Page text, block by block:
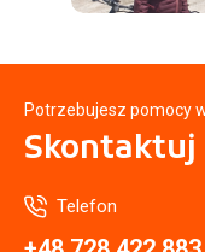
Potrzebujesz pomocy
Skontaktuj
Telefon